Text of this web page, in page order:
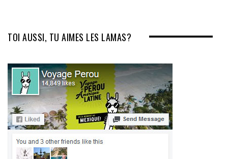
TOI AUSSI, TU AIMES LES LAMAS?